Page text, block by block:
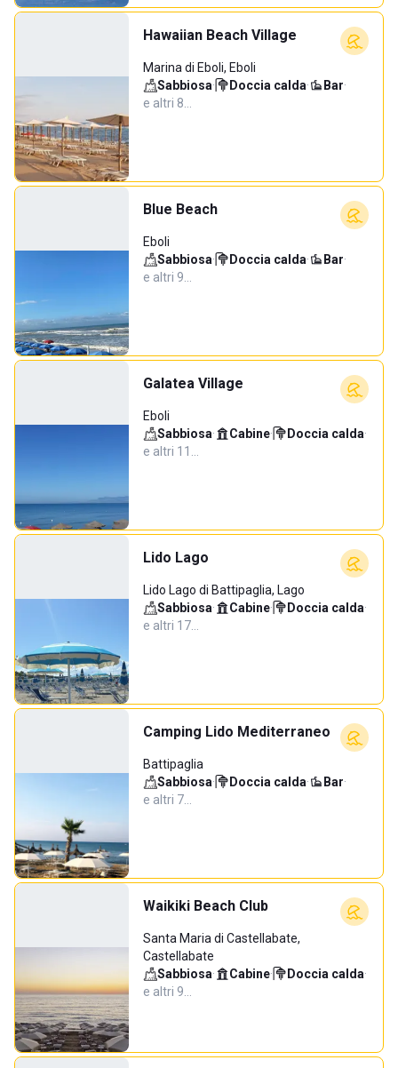
Hawaiian Beach Village
Marina di Eboli, Eboli
Sabbiosa· Doccia calda· Bar·
e altri 8…
Blue Beach
Eboli
Sabbiosa· Doccia calda· Bar·
e altri 9…
Galatea Village
Eboli
Sabbiosa· Cabine· Doccia calda·
e altri 11…
Lido Lago
Lido Lago di Battipaglia, Lago
Sabbiosa· Cabine· Doccia calda·
e altri 17…
Camping Lido Mediterraneo
Battipaglia
Sabbiosa· Doccia calda· Bar·
e altri 7…
Waikiki Beach Club
Santa Maria di Castellabate,
Castellabate
Sabbiosa· Cabine· Doccia calda·
e altri 9…